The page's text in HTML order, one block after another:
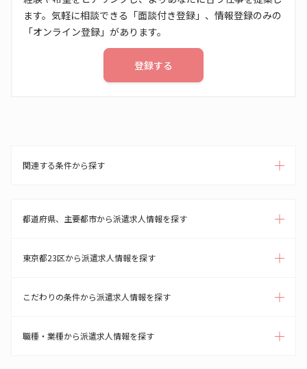
ます。気軽に相談できる「面談付き登録」、情報登録のみの
「オンライン登録」があります。
登録する
関連する条件から探す
都道府県、主要都市から派遣求人情報を探す
東京都23区から派遣求人情報を探す
こだわりの条件から派遣求人情報を探す
職種・業種から派遣求人情報を探す